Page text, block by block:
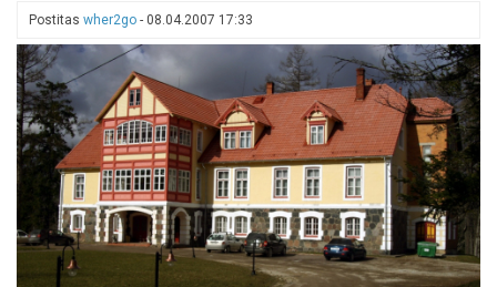
turismitalu
Postitas wher2go - 08.04.2007 17:33